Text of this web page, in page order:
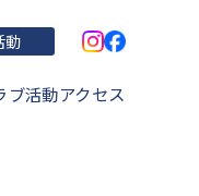
動
ブ活動アクセス